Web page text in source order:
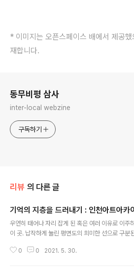
* 이미지는 오픈스페이스 배에서 제공했
재합니다.
동무비평 삼사
inter-local webzine
구독하기
리뷰 의 다른 글
기억의 지층을 드러내기 : 인천아트
우연히 태어나 자리 잡게 된 혹은 여러 이유로 이주
이 곳. 납작하게 눌린 평면도의 희미한 선으로 구분
의 방향에 영향을 미치고, 기억의 큰 부분으로 자리
0 0 2021. 5. 30.